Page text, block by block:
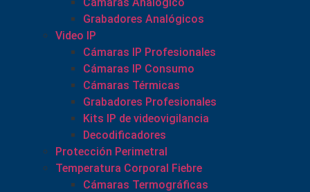
Grabadores Analógicos
Video IP
Cámaras IP Profesionales
Cámaras IP Consumo
Cámaras Térmicas
Grabadores Profesionales
Kits IP de videovigilancia
Decodificadores
Protección Perimetral
Temperatura Corporal Fiebre
Cámaras Termográficas